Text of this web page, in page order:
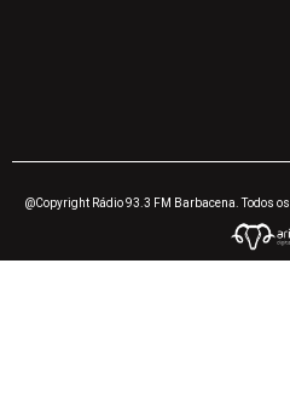
@Copyright Rádio 93.3 FM Barbacena. Todos